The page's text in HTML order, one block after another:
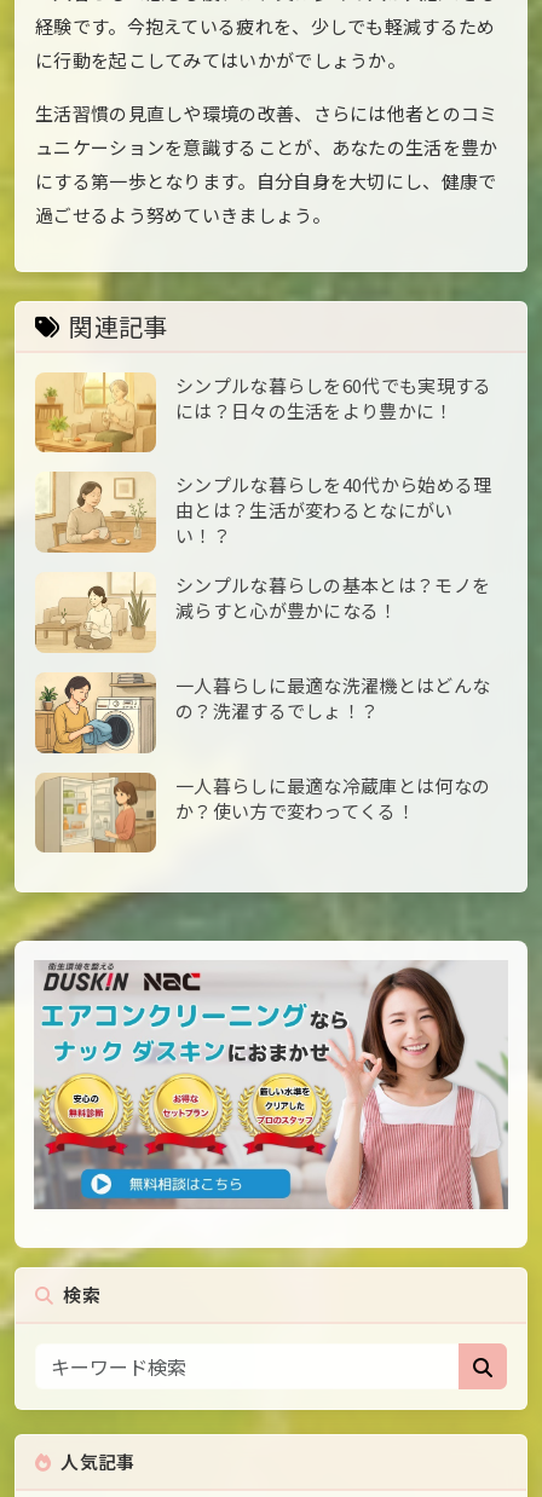
経験です。今抱えている疲れを、少しでも軽減するため
に行動を起こしてみてはいかがでしょうか。
生活習慣の見直しや環境の改善、さらには他者とのコミ
ュニケーションを意識することが、あなたの生活を豊か
にする第一歩となります。自分自身を大切にし、健康で
過ごせるよう努めていきましょう。
関連記事
シンプルな暮らしを60代でも実現する
には？日々の生活をより豊かに！
シンプルな暮らしを40代から始める理
由とは？生活が変わるとなにがい
い！？
シンプルな暮らしの基本とは？モノを
減らすと心が豊かになる！
一人暮らしに最適な洗濯機とはどんな
の？洗濯するでしょ！？
一人暮らしに最適な冷蔵庫とは何なの
か？使い方で変わってくる！
検索
人気記事